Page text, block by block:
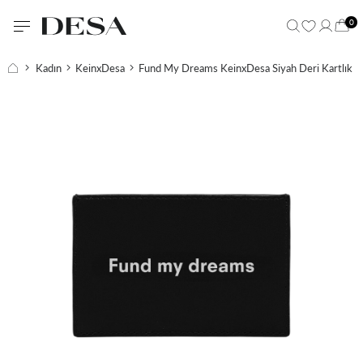
0
Kadın KeinxDesa Fund My Dreams KeinxDesa Siyah Deri Kartlık